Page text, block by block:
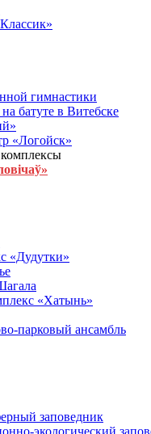
гимнастики
батуте в Витебске
«Логойск»
«Дудутки»
«Хатынь»
парковый ансамбль
заповедник
экологический